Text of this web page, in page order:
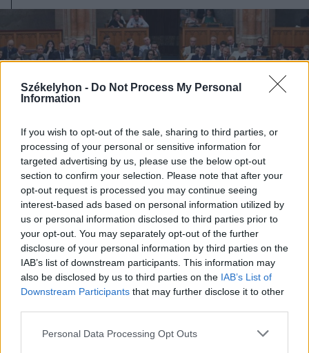
Székelyhon - Do Not Process My Personal
Information
If you wish to opt-out of the sale, sharing to third parties, or
processing of your personal or sensitive information for
targeted advertising by us, please use the below opt-out
section to confirm your selection. Please note that after your
opt-out request is processed you may continue seeing
interest-based ads based on personal information utilized by
us or personal information disclosed to third parties prior to
your opt-out. You may separately opt-out of the further
disclosure of your personal information by third parties on the
IAB’s list of downstream participants. This information may
also be disclosed by us to third parties on the IAB’s List of
Downstream Participants that may further disclose it to other
Personal Data Processing Opt Outs
2026. augusztus 05., szerda
Kedden választhatják meg
Magyarország új köztársasági
elnökét